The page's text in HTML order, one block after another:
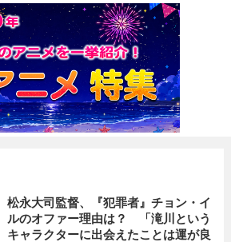
松永大司監督、『犯罪者』チョン・イ
ルのオファー理由は？ 「滝川という
キャラクターに出会えたことは運が良